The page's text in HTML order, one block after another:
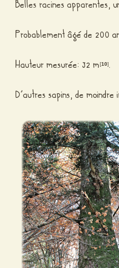
Belles racines apparentes,
Probablement âgé de 200
Hauteur mesurée: 32 m[10].
D’autres sapins, de